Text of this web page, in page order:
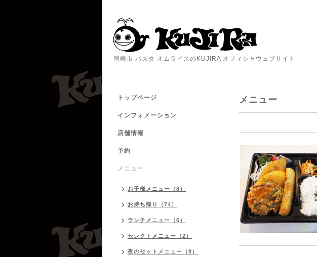
岡崎市 パスタ オムライスのKUJIRA オフィシャウェブサイト
メニュー
トップページ
インフォメーション
店舗情報
予約
メニュー
お子様メニュー（8）
お持ち帰り（74）
ランチメニュー（6）
セレクトメニュー（2）
夜のセットメニュー（8）